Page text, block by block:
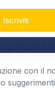
Iscriviti
con il